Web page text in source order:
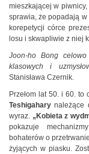
mieszkającej w
sprawia, że popadają
korepetycji córce
losu i skwapliwie z niej
Joon-ho Bong
klasowych i
Stanisława Czernik.
Przełom lat 50. i 60.
Teshigahary należące
wyraz. „Kobieta z
pokazuje
bohaterów o
żyjących w piasku.